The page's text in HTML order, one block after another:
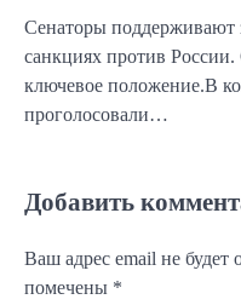
Сенаторы поддерживают
санкциях против
ключевое положение.В
проголосовали…
Добавить
Ваш адрес email не будет
помечены *